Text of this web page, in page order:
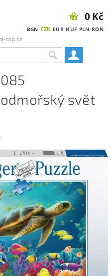
cap.cz
BGN CZK EUR HUF PLN RON
0 Kč
svět